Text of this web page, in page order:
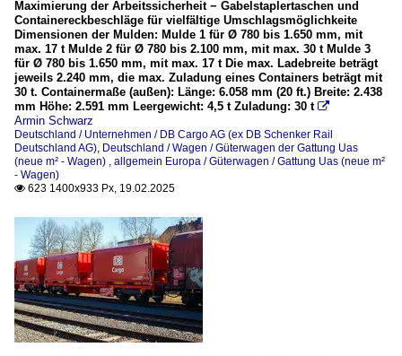
Maximierung der Arbeitssicherheit − Gabelstaplertaschen und
Containereckbeschläge für vielfältige Umschlagsmöglichkeite
Dimensionen der Mulden: Mulde 1 für Ø 780 bis 1.650 mm, mit
max. 17 t Mulde 2 für Ø 780 bis 2.100 mm, mit max. 30 t Mulde 3
für Ø 780 bis 1.650 mm, mit max. 17 t Die max. Ladebreite beträgt
jeweils 2.240 mm, die max. Zuladung eines Containers beträgt mit
30 t. Containermaße (außen): Länge: 6.058 mm (20 ft.) Breite: 2.438
mm Höhe: 2.591 mm Leergewicht: 4,5 t Zuladung: 30 t 
Armin Schwarz
Deutschland / Unternehmen / DB Cargo AG (ex DB Schenker Rail
Deutschland AG), Deutschland / Wagen / Güterwagen der Gattung Uas
(neue m² - Wagen) , allgemein Europa / Güterwagen / Gattung Uas (neue m²
- Wagen)
 623 1400x933 Px, 19.02.2025